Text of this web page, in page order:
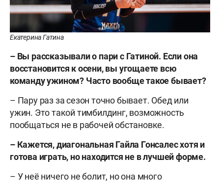
Екатерина Гатина
– Вы рассказывали о пари с Гатиной. Если она
восстановится к осени, вы угощаете всю
команду ужином? Часто вообще такое бывает?
– Пару раз за сезон точно бывает. Обед или
ужин. Это такой тимбилдинг, возможность
пообщаться не в рабочей обстановке.
– Кажется, диагональная Гайла Гонсалес хотя и
готова играть, но находится не в лучшей форме.
– У неё ничего не болит, но она много